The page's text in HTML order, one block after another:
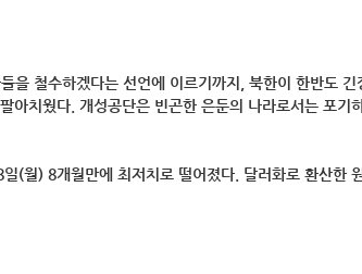
을 철수하겠다는 선언에 이르기까지, 북한이 한반도 긴
아치웠다. 개성공단은 빈곤한 은둔의 나라로서는 포기
(월) 8개월만에 최저치로 떨어졌다. 달러화로 환산한